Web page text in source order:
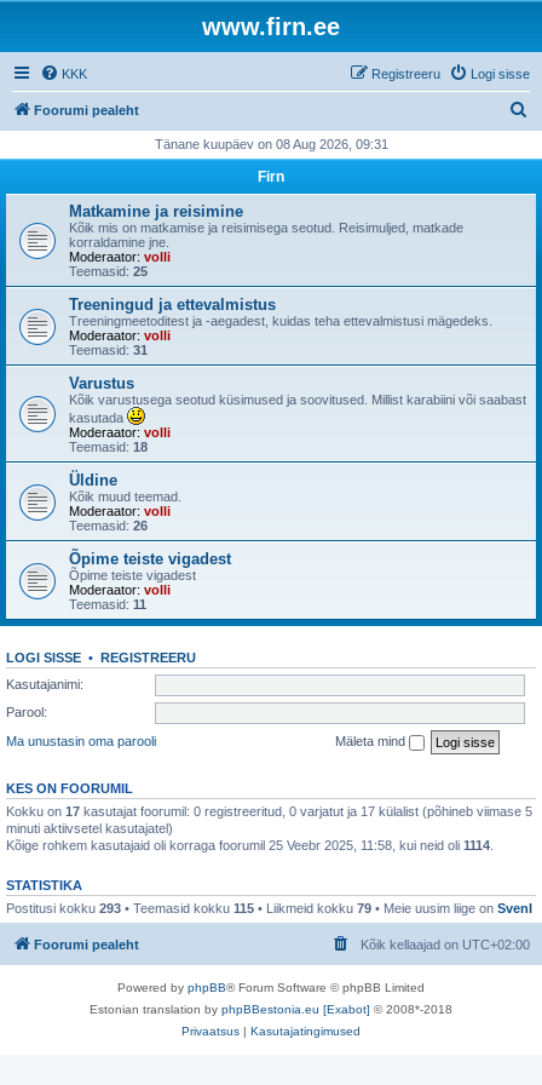
www.firn.ee
KKK Logi sisse
Registreeru
Foorumi pealeht
i
Tänane kuupäev on 08 Aug 2026, 09:31
Firn
Matkamine ja reisimine
Kõik mis on matkamise ja reisimisega seotud. Reisimuljed, matkade
korraldamine jne.
Moderaator: volli
Teemasid: 25
Treeningud ja ettevalmistus
Treeningmeetoditest ja -aegadest, kuidas teha ettevalmistusi mägedeks.
Moderaator: volli
Teemasid: 31
Varustus
Kõik varustusega seotud küsimused ja soovitused. Millist karabiini või saabast
kasutada
Moderaator: volli
Teemasid: 18
Üldine
Kõik muud teemad.
Moderaator: volli
Teemasid: 26
Õpime teiste vigadest
Õpime teiste vigadest
Moderaator: volli
Teemasid: 11
LOGI SISSE • REGISTREERU
Kasutajanimi:
Parool:
Ma unustasin oma parooli
Mäleta mind
KES ON FOORUMIL
Kokku on 17 kasutajat foorumil: 0 registreeritud, 0 varjatut ja 17 külalist (põhineb viimase 5
minuti aktiivsetel kasutajatel)
Kõige rohkem kasutajaid oli korraga foorumil 25 Veebr 2025, 11:58, kui neid oli 1114
STATISTIKA
Postitusi kokku 293 • Teemasid kokku 115 • Liikmeid kokku 79 • Meie uusim liige on SvenI
Foorumi pealeht Kõik kellaajad on UTC+02:00
Powered by phpBB® Forum Software © phpBB Limited
Estonian translation by phpBBestonia.eu [Exabot] © 2008*-2018
Privaatsus | Kasutajatingimused